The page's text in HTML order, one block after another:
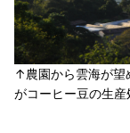
↑農園から雲海が望
がコーヒー豆の生産